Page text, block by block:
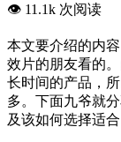
👁️ 11.1k 次阅读
本文要介绍的内
效片的朋友看的
长时间的产品，
多。下面九爷就
及该如何选择适